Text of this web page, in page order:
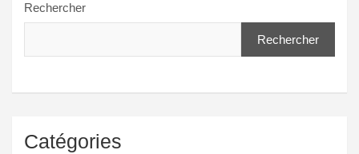
Rechercher
Rechercher
Catégories